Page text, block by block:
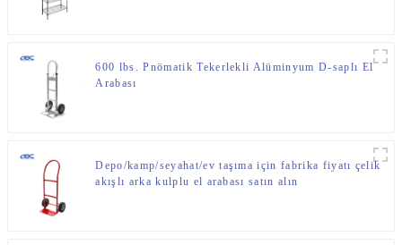
600 lbs. Pnömatik Tekerlekli Alüminyum D-saplı El
Arabası
Depo/kamp/seyahat/ev taşıma için fabrika fiyatı çelik
akışlı arka kulplu el arabası satın alın